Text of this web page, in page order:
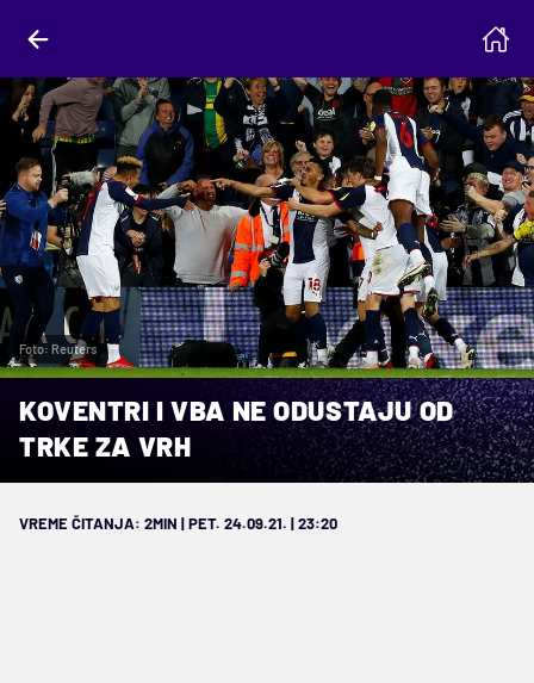
Foto: Reuters
KOVENTRI I VBA NE ODUSTAJU OD
TRKE ZA VRH
VREME ČITANJA: 2MIN | PET. 24.09.21. | 23:20